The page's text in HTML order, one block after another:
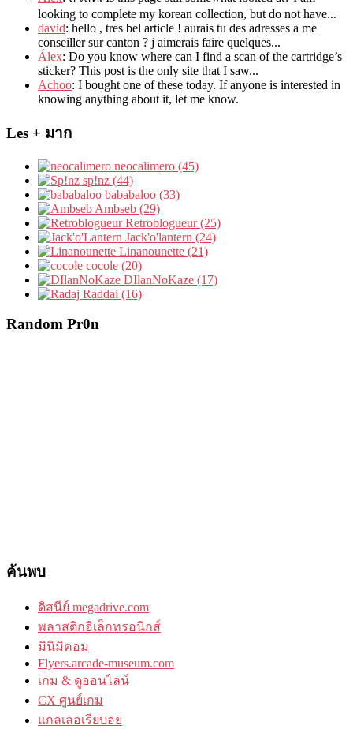
looking to complete my korean collection, but do not have...
david: hello , tres bel article ! aurais tu des adresses a me
conseiller sur canton ? j aimerais faire quelques...
Álex: Do you know where can I find a scan of the cartridge’s
sticker? This post is the only site that I saw...
Achoo: I bought one of these today. If anyone is interested in
knowing anything about it, let me know.
Les + มาก
neocalimero (45)
sp!nz (44)
bababaloo (33)
Ambseb (29)
Retroblogueur (25)
Jack'o'lantern (24)
Linanounette (21)
cocole (20)
DIlanNoKaze (17)
Raddai (16)
Random Pr0n
ค้นพบ
ดิสนีย์ megadrive.com
พลาสติกอิเล็กทรอนิกส์
มินิมิคอม
Flyers.arcade-museum.com
เกม & ดูออนไลน์
CX ศูนย์เกม
แกลเลอเรียบอย